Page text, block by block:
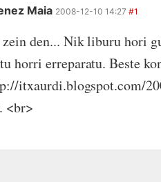
Maia 2008-12-10 14:27 #1
den... Nik liburu hori
horri erreparatu. Beste
itxaurdi.blogspot.com/
<br>